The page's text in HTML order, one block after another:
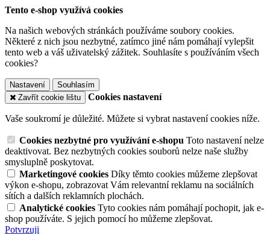
Tento e-shop využívá cookies
Na našich webových stránkách používáme soubory cookies.
Některé z nich jsou nezbytné, zatímco jiné nám pomáhají vylepšit
tento web a váš uživatelský zážitek. Souhlasíte s používáním všech
cookies?
Nastavení
Souhlasím
Zavřít cookie lištu
Cookies nastavení
Vaše soukromí je důležité. Můžete si vybrat nastavení cookies níže.
Cookies nezbytné pro využívání e-shopu Toto nastavení nelze
deaktivovat. Bez nezbytných cookies souborů nelze naše služby
smysluplně poskytovat.
Marketingové cookies Díky těmto cookies můžeme zlepšovat
výkon e-shopu, zobrazovat Vám relevantní reklamu na sociálních
sítích a dalších reklamních plochách.
Analytické cookies Tyto cookies nám pomáhají pochopit, jak e-
shop používáte. S jejich pomocí ho můžeme zlepšovat.
Potvrzuji